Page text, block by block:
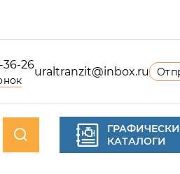
36-26
uraltranzit@inbox.ru
КАТАЛОГИ